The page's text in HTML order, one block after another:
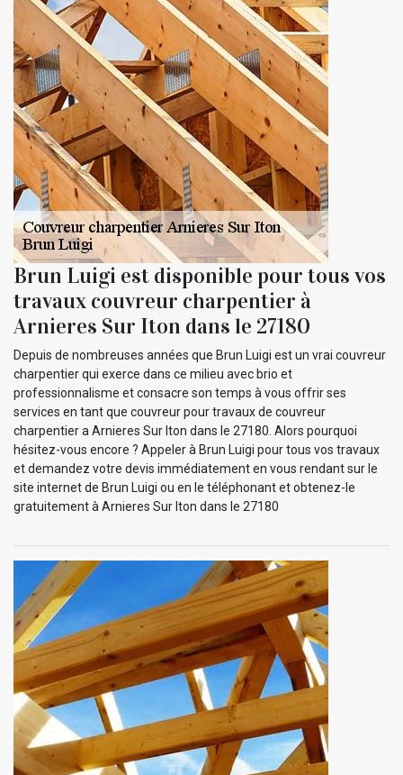
Brun Luigi est disponible pour tous vos
travaux couvreur charpentier à
Arnieres Sur Iton dans le 27180
Depuis de nombreuses années que Brun Luigi est un vrai couvreur
charpentier qui exerce dans ce milieu avec brio et
professionnalisme et consacre son temps à vous offrir ses
services en tant que couvreur pour travaux de couvreur
charpentier a Arnieres Sur Iton dans le 27180. Alors pourquoi
hésitez-vous encore ? Appeler à Brun Luigi pour tous vos travaux
et demandez votre devis immédiatement en vous rendant sur le
site internet de Brun Luigi ou en le téléphonant et obtenez-le
gratuitement à Arnieres Sur Iton dans le 27180